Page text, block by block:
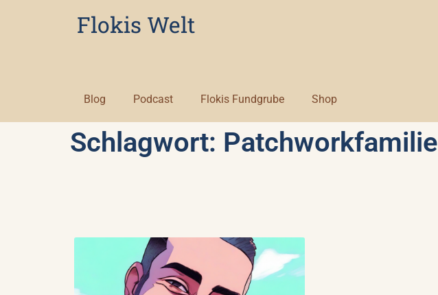
Flokis Welt
Blog Podcast Flokis Fundgrube Shop
Schlagwort: Patchworkfamilie